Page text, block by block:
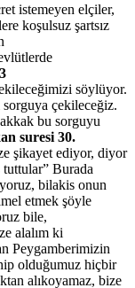
istemeyen elçiler,
koşulsuz şartsız
söylüyor.
sorguya çekileceğiz.
bu sorguyu
suresi 30.
şikayet ediyor, diyor
Burada
bilakis onun
etmek şöyle
bile,
alalım ki
Peygamberimizin
olduğumuz hiçbir
alıkoyamaz, bize